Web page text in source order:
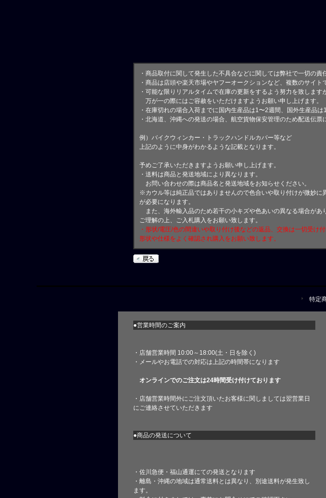
・商品取付に関して発生した不具合などに関しては弊社で一切の責
・商品は店頭や楽天市場やヤフーオークションなど、複数のサイト
・可能な限りリアルタイムで在庫の更新をするよう努力を致しま
万が一の際にはご容赦をいただけますようお願い申し上げます。
・在庫切れの場合入荷までに国内生産品は1〜2週間、国外生産品は
・北海道、沖縄への発送の場合、航空貨物保安管理のため配送伝票
例）バイクウィンカー・トラックハンドルカバー等など
上記のように中身がわかるような記載となります。
予めご了承いただきますようお願い申し上げます。
・送料は商品と発送地域により異なります。
お問い合わせの際は商品名と発送地域をお知らせください。
※カウル等は純正品ではありませんので色合いや取り付けが微妙
が必要になります。
また、海外輸入品のため若干の小キズや色あいの異なる場合があ
ご理解の上、ご入札購入をお願い致します。
・形状/電圧/色の間違いや取り付け後などの返品、交換は一切受け付
形状や仕様をよく確認され購入をお願い致します。
特定
●営業時間のご案内
・店舗営業時間 10:00～18:00(土・日を除く)
・メールやお電話での対応は上記の時間帯になります
オンラインでのご注文は24時間受け付けております
・店舗営業時間外にご注文頂いたお客様に関しましては翌営業日
にご連絡させていただきます
●商品の発送について
・佐川急便・福山通運にての発送となります
・離島・沖縄の地域は通常送料とは異なり、別途送料が発生致し
ます。